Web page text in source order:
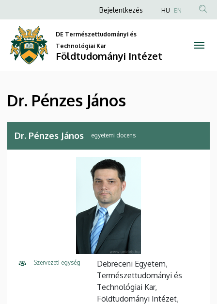
Pénzes
János
Földtudományi
Intézet
a
tartalomra
Anonim
fiók
menüje
Bejelentkezés HU EN
DE Természettudományi és
Technológiai Kar
Földtudományi Intézet
Dr. Pénzes János
Dr. Pénzes János egyetemi docens
Szervezeti egység
Debreceni Egyetem,
Természettudományi és
Technológiai Kar,
Földtudományi Intézet,